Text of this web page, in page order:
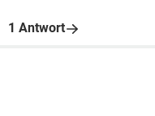
1 Antwort